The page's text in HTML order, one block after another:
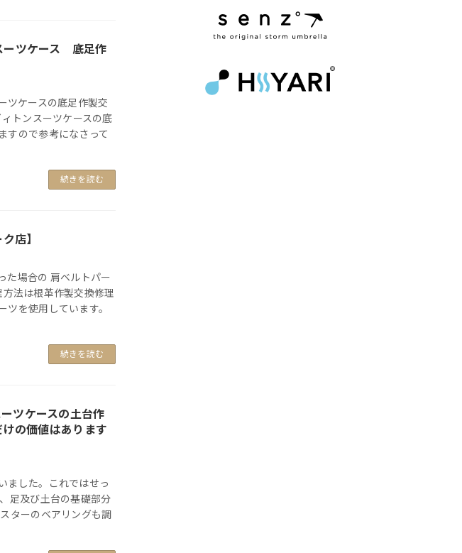
ーツケース 底足作
ツケースの底足作製交
トンスーツケースの底
すので参考になさって
続きを読む
店】
た場合の 肩ベルトパー
法は根革作製交換修理
ツを使用しています。
続きを読む
ツケースの土台作
の価値はあります
ました。これではせっ
足及び土台の基礎部分
ターのベアリングも調